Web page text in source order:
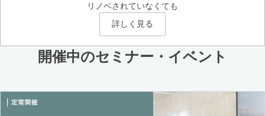
リノベされていなくても
詳しく見る
開催中のセミナー・イベント